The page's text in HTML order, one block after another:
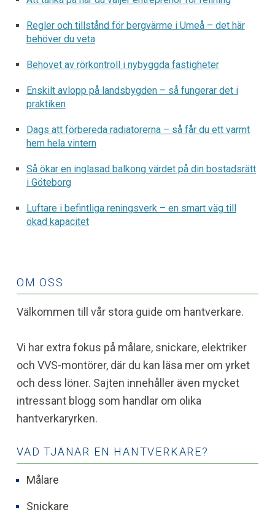
Regler och tillstånd för bergvärme i Umeå – det här
behöver du veta
Behovet av rörkontroll i nybyggda fastigheter
Enskilt avlopp på landsbygden – så fungerar det i
praktiken
Dags att förbereda radiatorerna – så får du ett varmt
hem hela vintern
Så ökar en inglasad balkong värdet på din bostadsrätt
i Göteborg
Luftare i befintliga reningsverk – en smart väg till
ökad kapacitet
OM OSS
Välkommen till vår stora guide om hantverkare.
Vi har extra fokus på målare, snickare, elektriker
och VVS-montörer, där du kan läsa mer om yrket
och dess löner. Sajten innehåller även mycket
intressant blogg som handlar om olika
hantverkaryrken.
VAD TJÄNAR EN HANTVERKARE?
Målare
Snickare